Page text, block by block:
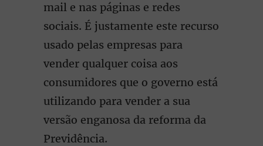
mail e nas páginas e redes
sociais. É justamente este recurso
usado pelas empresas para
vender qualquer coisa aos
consumidores que o governo está
utilizando para vender a sua
versão enganosa da reforma da
Previdência.